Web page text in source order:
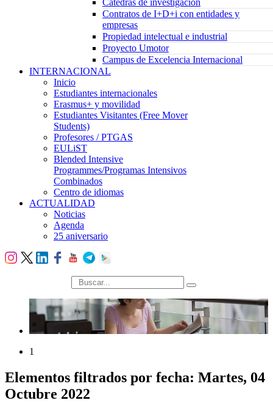
Contratos de I+D+i con entidades y
empresas
Propiedad intelectual e industrial
Proyecto Umotor
Campus de Excelencia Internacional
INTERNACIONAL
Inicio
Estudiantes internacionales
Erasmus+ y movilidad
Estudiantes Visitantes (Free Mover
Students)
Profesores / PTGAS
EULiST
Blended Intensive
Programmes/Programas Intensivos
Combinados
Centro de idiomas
ACTUALIDAD
Noticias
Agenda
25 aniversario
búsqueda
1
Elementos filtrados por fecha: Martes, 04
Octubre 2022